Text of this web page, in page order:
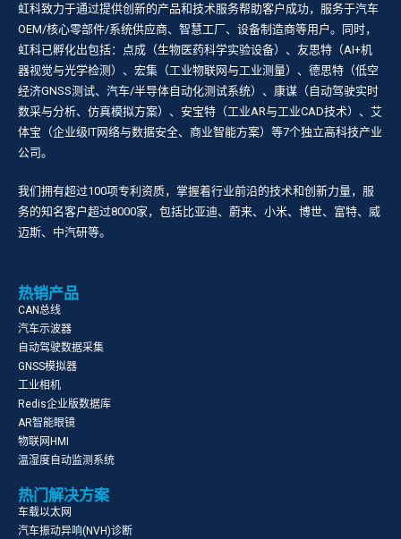
虹科致力于通过提供创新的产品和技术服务帮助客户成功，服务于汽车
OEM/核心零部件/系统供应商、智慧工厂、设备制造商等用户。同时，
虹科已孵化出包括：点成（生物医药科学实验设备）、友思特（AI+机
器视觉与光学检测）、宏集（工业物联网与工业测量）、德思特（低空
经济GNSS测试、汽车/半导体自动化测试系统）、康谋（自动驾驶实时
数采与分析、仿真模拟方案）、安宝特（工业AR与工业CAD技术）、艾
体宝（企业级IT网络与数据安全、商业智能方案）等7个独立高科技产业
公司。
我们拥有超过100项专利资质，掌握着行业前沿的技术和创新力量，服
务的知名客户超过8000家，包括比亚迪、蔚来、小米、博世、富特、威
迈斯、中汽研等。
热销产品
CAN总线
汽车示波器
自动驾驶数据采集
GNSS模拟器
工业相机
Redis企业版数据库
AR智能眼镜
物联网HMI
温湿度自动监测系统
热门解决方案
车载以太网
汽车振动异响(NVH)诊断